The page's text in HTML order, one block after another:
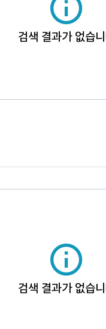
검색 결과가 없습
검색 결과가 없습